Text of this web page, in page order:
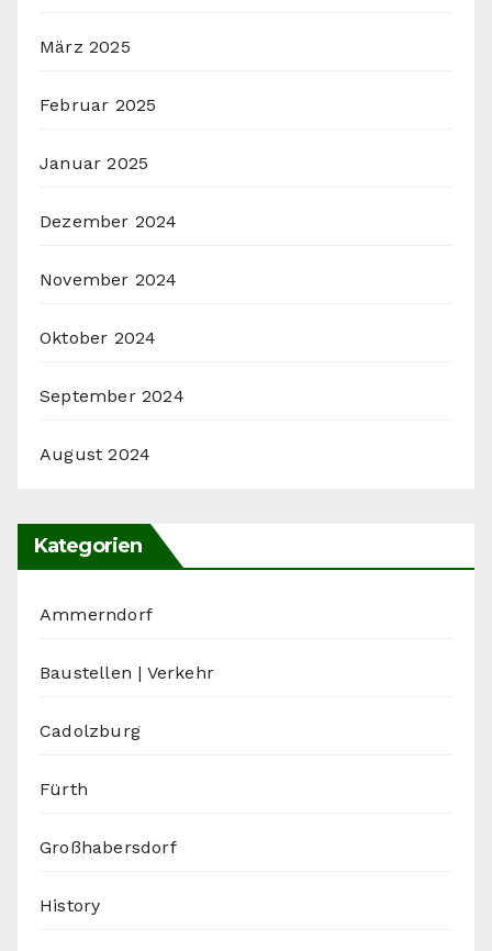
März 2025
Februar 2025
Januar 2025
Dezember 2024
November 2024
Oktober 2024
September 2024
August 2024
Kategorien
Ammerndorf
Baustellen | Verkehr
Cadolzburg
Fürth
Großhabersdorf
History